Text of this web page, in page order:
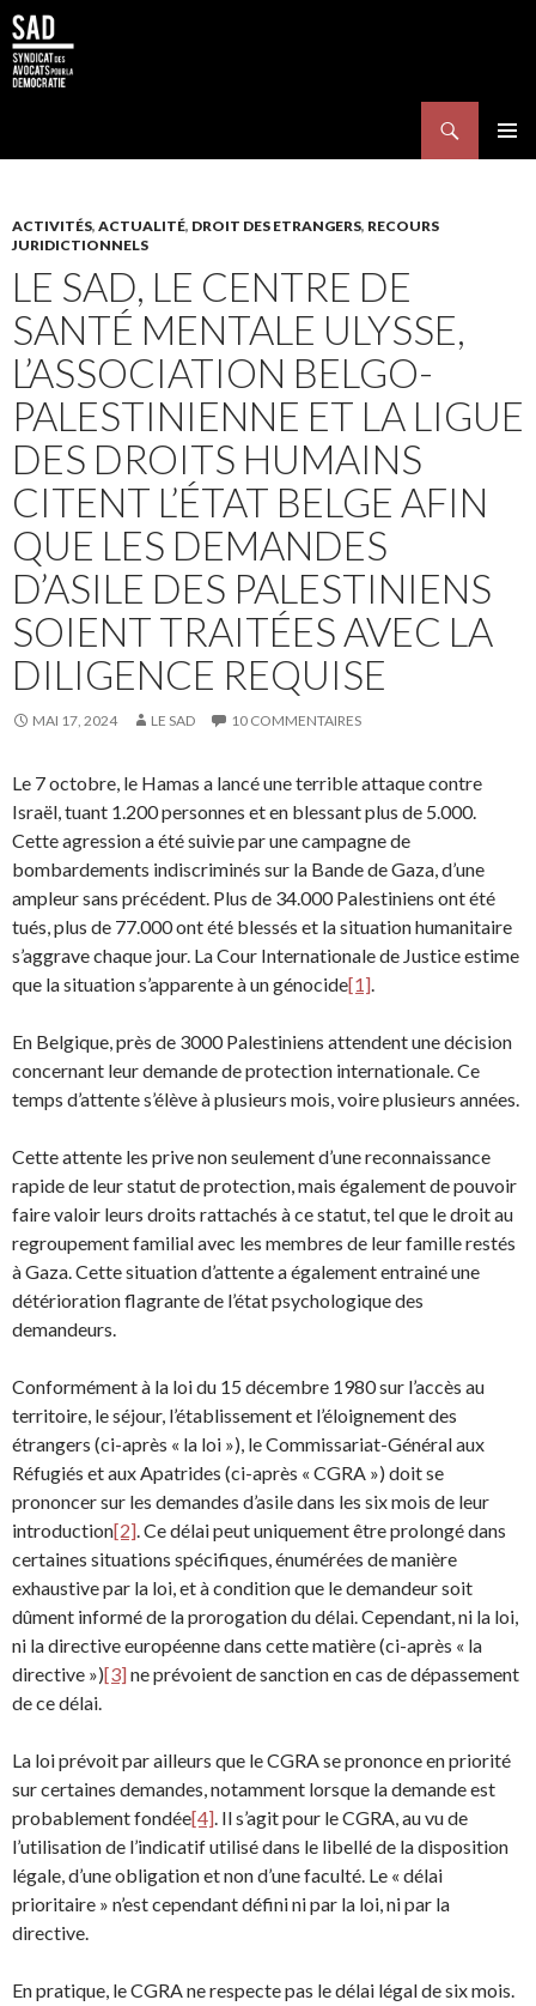
ACTIVITÉS, ACTUALITÉ, DROIT DES ETRANGERS, RECOURS
JURIDICTIONNELS
LE SAD, LE CENTRE DE
SANTÉ MENTALE ULYSSE,
L’ASSOCIATION BELGO-
PALESTINIENNE ET LA LIGUE
DES DROITS HUMAINS
CITENT L’ÉTAT BELGE AFIN
QUE LES DEMANDES
D’ASILE DES PALESTINIENS
SOIENT TRAITÉES AVEC LA
DILIGENCE REQUISE
MAI 17, 2024 LE SAD 10 COMMENTAIRES
Le 7 octobre, le Hamas a lancé une terrible attaque contre
Israël, tuant 1.200 personnes et en blessant plus de 5.000.
Cette agression a été suivie par une campagne de
bombardements indiscriminés sur la Bande de Gaza, d’une
ampleur sans précédent. Plus de 34.000 Palestiniens ont été
tués, plus de 77.000 ont été blessés et la situation humanitaire
s’aggrave chaque jour. La Cour Internationale de Justice estime
que la situation s’apparente à un génocide[1].
En Belgique, près de 3000 Palestiniens attendent une décision
concernant leur demande de protection internationale. Ce
temps d’attente s’élève à plusieurs mois, voire plusieurs années.
Cette attente les prive non seulement d’une reconnaissance
rapide de leur statut de protection, mais également de pouvoir
faire valoir leurs droits rattachés à ce statut, tel que le droit au
regroupement familial avec les membres de leur famille restés
à Gaza. Cette situation d’attente a également entrainé une
détérioration flagrante de l’état psychologique des
demandeurs.
Conformément à la loi du 15 décembre 1980 sur l’accès au
territoire, le séjour, l’établissement et l’éloignement des
étrangers (ci-après « la loi »), le Commissariat-Général aux
Réfugiés et aux Apatrides (ci-après « CGRA ») doit se
prononcer sur les demandes d’asile dans les six mois de leur
introduction[2]. Ce délai peut uniquement être prolongé dans
certaines situations spécifiques, énumérées de manière
exhaustive par la loi, et à condition que le demandeur soit
dûment informé de la prorogation du délai. Cependant, ni la loi,
ni la directive européenne dans cette matière (ci-après « la
directive »)[3]ne prévoient de sanction en cas de dépassement
de ce délai.
La loi prévoit par ailleurs que le CGRA se prononce en priorité
sur certaines demandes, notamment lorsque la demande est
probablement fondée[4]. Il s’agit pour le CGRA, au vu de
l’utilisation de l’indicatif utilisé dans le libellé de la disposition
légale, d’une obligation et non d’une faculté. Le « délai
prioritaire » n’est cependant défini ni par la loi, ni par la
directive.
En pratique, le CGRA ne respecte pas le délai légal de six mois.